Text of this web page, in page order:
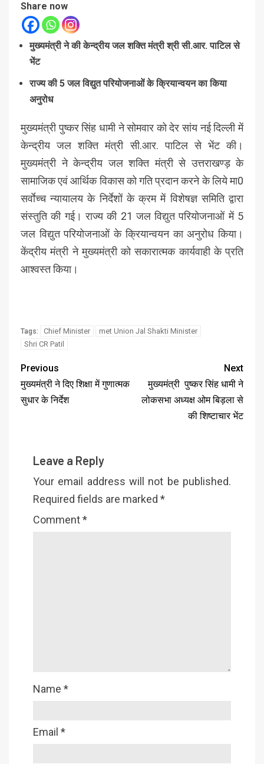
Share now
मुख्यमंत्री ने की केन्द्रीय जल शक्ति मंत्री श्री सी.आर. पाटिल से
भेंट
राज्य की 5 जल विद्युत परियोजनाओं के क्रियान्वयन का किया
अनुरोध
मुख्यमंत्री पुष्कर सिंह धामी ने सोमवार को देर सांय नई दिल्ली में
केन्द्रीय जल शक्ति मंत्री सी.आर. पाटिल से भेंट की।
मुख्यमंत्री ने केन्द्रीय जल शक्ति मंत्री से उत्तराखण्ड़ के
सामाजिक एवं आर्थिक विकास को गति प्रदान करने के लिये मा0
सर्वाेच्च न्यायालय के निर्देशों के क्रम में विशेषज्ञ समिति द्वारा
संस्तुति की गई। राज्य की 21 जल विद्युत परियोजनाओं में 5
जल विद्युत परियोजनाओं के क्रियान्वयन का अनुरोध किया।
केंद्रीय मंत्री ने मुख्यमंत्री को सकारात्मक कार्यवाही के प्रति
आश्वस्त किया।
Tags: Chief Minister
met Union Jal Shakti Minister
Shri CR Patil
Previous
मुख्यमंत्री ने दिए शिक्षा में गुणात्मक
सुधार के निर्देश
Next
मुख्यमंत्री पुष्कर सिंह धामी ने
लोकसभा अध्यक्ष ओम बिड़ला से
की शिष्टाचार भेंट
Leave a Reply
Your email address will not be published.
Required fields are marked *
Comment*
Name *
Email *